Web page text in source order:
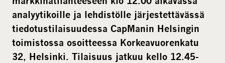
analyytikoille ja lehdistölle järjestettävässä
tiedotustilaisuudessa CapManin Helsingin
toimistossa osoitteessa Korkeavuorenkatu
32, Helsinki. Tilaisuus jatkuu kello 12.45-